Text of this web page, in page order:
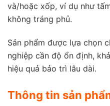
và/hoặc xốp, ví dụ như
không tráng phủ.
Sản phẩm được lựa chọn
nghiệp cần độ ổn định,
hiệu quả bảo trì lâu dài.
Thông tin sản